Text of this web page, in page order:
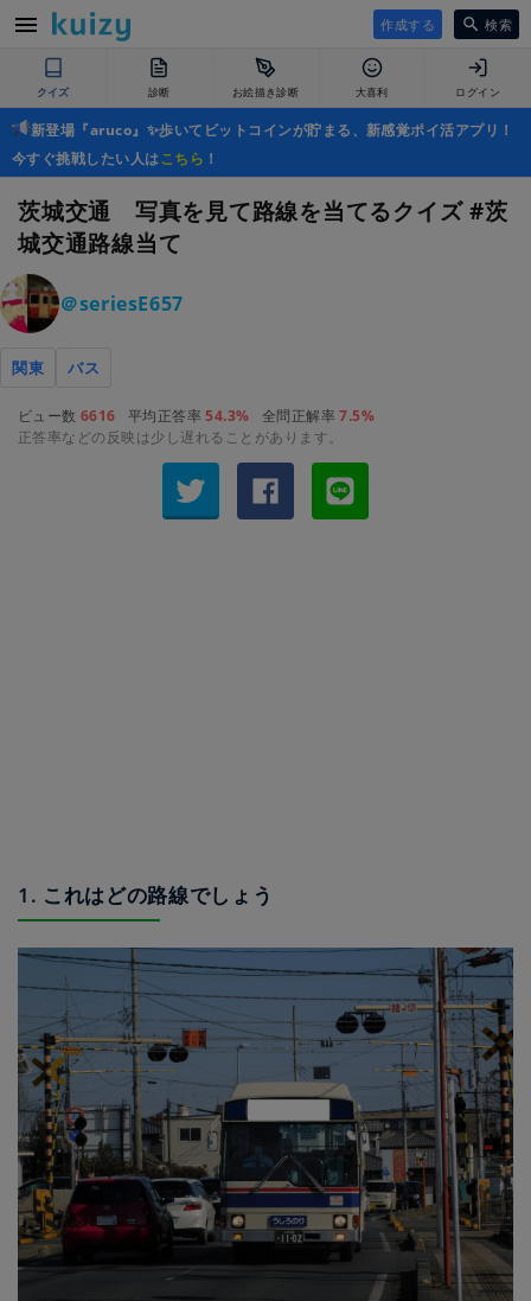
作成する 検索
クイズ 診断 お絵描き診断 大喜利 ログイン
新登場『aruco』✨歩いてビットコインが貯まる、新感覚ポイ活アプリ！
今すぐ挑戦したい人はこちら ！
茨城交通 写真を見て路線を当てるクイズ #茨
城交通路線当て
＠seriesE657
関東 バス
ビュー数 6616 平均正答率54.3% 全問正解率7.5%
正答率などの反映は少し遅れることがあります。
1. これはどの路線でしょう